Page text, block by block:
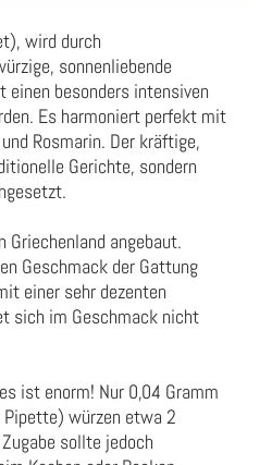
wird durch
sonnenliebende
einen besonders intensiven
Es harmoniert perfekt mit
Rosmarin. Der kräftige,
Gerichte, sondern
angebaut.
Geschmack der Gattung
einer sehr dezenten
sich im Geschmack nicht
ist enorm! Nur 0,04 Gramm
würzen etwa 2
sollte jedoch